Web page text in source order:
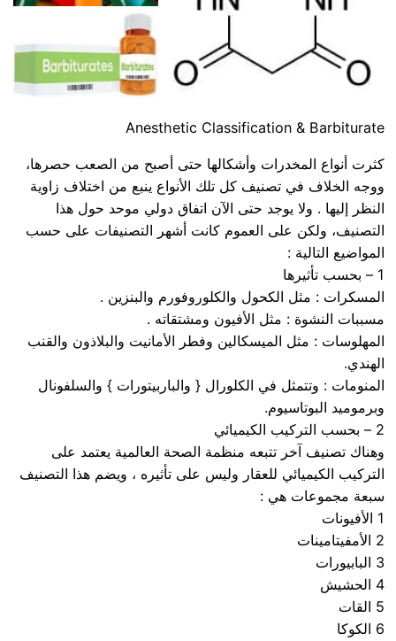
Anesthetic Classification & Barbiturate
كثرت أنواع المخدرات وأشكالها حتى أصبح من الصعب حصرها،
ووجه الخلاف في تصنيف كل تلك الأنواع ينبع من اختلاف زاوية
النظر إليها . ولا يوجد حتى الآن اتفاق دولي موحد حول هذا
التصنيف، ولكن على العموم كانت أشهر التصنيفات على حسب
المواضيع التالية :
1 – بحسب تأثيرها
المسكرات : مثل الكحول والكلوروفورم والبنزين .
مسببات النشوة : مثل الأفيون ومشتقاته .
المهلوسات : مثل الميسكالين وفطر الأمانيت والبلاذون والقنب
الهندي.
المنومات : وتتمثل في الكلورال { والباربيتورات } والسلفونال
وبرموميد البوتاسيوم.
2 – بحسب التركيب الكيميائي
وهناك تصنيف آخر تتبعه منظمة الصحة العالمية يعتمد على
التركيب الكيميائي للعقار وليس على تأثيره ، ويضم هذا التصنيف
سبعة مجموعات هي :
1 الأفيونات
2 الأمفيتامينات
3 البابيورات
4 الحشيش
5 القات
6 الكوكا